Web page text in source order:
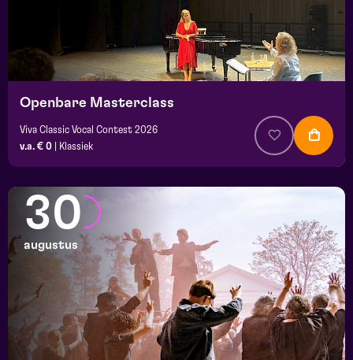
Openbare Masterclass
Viva Classic Vocal Contest 2026
v.a. € 0
Klassiek
30
augustus